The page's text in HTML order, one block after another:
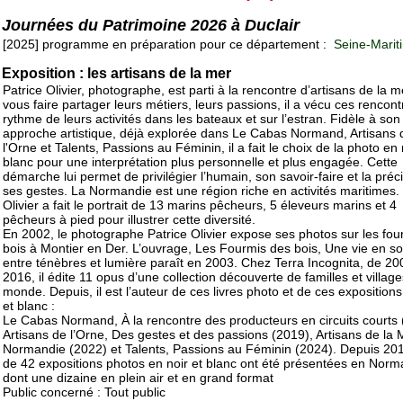
Journées du Patrimoine 2026 à Duclair
[2025] programme en préparation pour ce département : Seine-
Exposition : les artisans de la mer
Patrice Olivier, photographe, est parti à la rencontre d’artisans de la
vous faire partager leurs métiers, leurs passions, il a vécu ces
rythme de leurs activités dans les bateaux et sur l’estran. Fidèle à son
approche artistique, déjà explorée dans Le Cabas Normand, Artisans
l'Orne et Talents, Passions au Féminin, il a fait le choix de la photo en
blanc pour une interprétation plus personnelle et plus engagée. Cette
démarche lui permet de privilégier l’humain, son savoir-faire et la
ses gestes. La Normandie est une région riche en activités maritimes.
Olivier a fait le portrait de 13 marins pêcheurs, 5 éleveurs marins et 4
pêcheurs à pied pour illustrer cette diversité.
En 2002, le photographe Patrice Olivier expose ses photos sur les
bois à Montier en Der. L’ouvrage, Les Fourmis des bois, Une vie en
entre ténèbres et lumière paraît en 2003. Chez Terra Incognita, de
2016, il édite 11 opus d’une collection découverte de familles et
monde. Depuis, il est l’auteur de ces livres photo et de ces
et blanc :
Le Cabas Normand, À la rencontre des producteurs en circuits courts
Artisans de l’Orne, Des gestes et des passions (2019), Artisans de la
Normandie (2022) et Talents, Passions au Féminin (2024). Depuis
de 42 expositions photos en noir et blanc ont été présentées en
dont une dizaine en plein air et en grand format
Public concerné : Tout public